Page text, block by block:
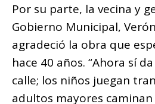
Por su parte, la vecina y
Gobierno Municipal,
agradeció la obra que
hace 40 años. “Ahora sí
calle; los niños juegan
adultos mayores